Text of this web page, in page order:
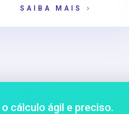
SAIBA MAIS
cálculo ágil e preciso.